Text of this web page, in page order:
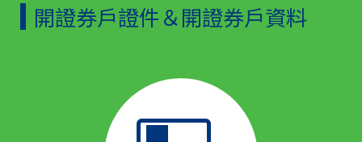
開證券戶證件＆開證券戶資料